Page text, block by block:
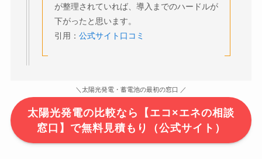
が整理されていれば、導入までのハードルが
下がったと思います。
引用： 公式サイト口コミ
＼太陽光発電・蓄電池の最初の窓口 ／
太陽光発電の比較なら【エコ×エネの相談
窓口】で無料見積もり（公式サイト）